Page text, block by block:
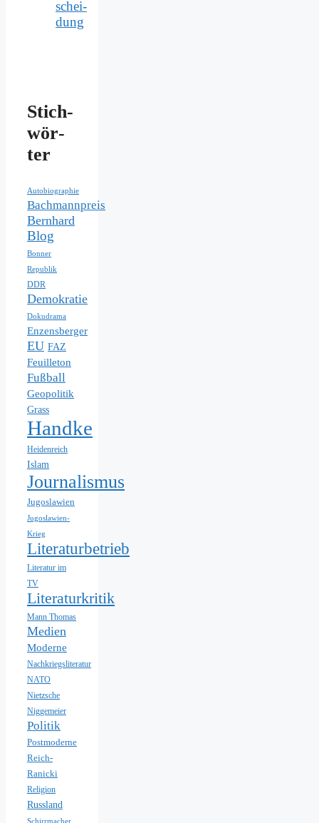
schei­
dung
Stich­
wör­
ter
Autobiographie
Bachmannpreis
Bernhard
Blog
Bonner
Republik
DDR
Demokratie
Dokudrama
Enzensberger
EU FAZ
Feuilleton
Fußball
Geopolitik
Grass
Handke
Heidenreich
Islam
Journalismus
Jugoslawien
Jugoslawien-
Krieg
Literaturbetrieb
Literatur im
TV
Literaturkritik
Mann Thomas
Medien
Moderne
Nachkriegsliteratur
NATO
Nietzsche
Niggemeier
Politik
Postmoderne
Reich-
Ranicki
Religion
Russland
Schirrmacher